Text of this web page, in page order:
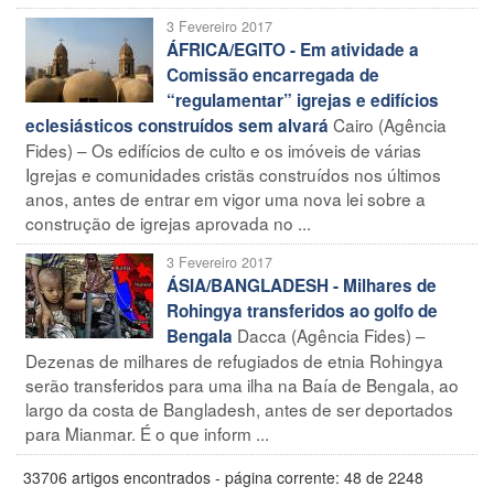
3 Fevereiro 2017
ÁFRICA/EGITO - Em atividade a
Comissão encarregada de
“regulamentar” igrejas e edifícios
eclesiásticos construídos sem alvará Cairo (Agência
Fides) – Os edifícios de culto e os imóveis de várias
Igrejas e comunidades cristãs construídos nos últimos
anos, antes de entrar em vigor uma nova lei sobre a
construção de igrejas aprovada no ...
3 Fevereiro 2017
ÁSIA/BANGLADESH - Milhares de
Rohingya transferidos ao golfo de
Bengala Dacca (Agência Fides) –
Dezenas de milhares de refugiados de etnia Rohingya
serão transferidos para uma ilha na Baía de Bengala, ao
largo da costa de Bangladesh, antes de ser deportados
para Mianmar. É o que inform ...
33706 artigos encontrados - página corrente: 48 de 2248